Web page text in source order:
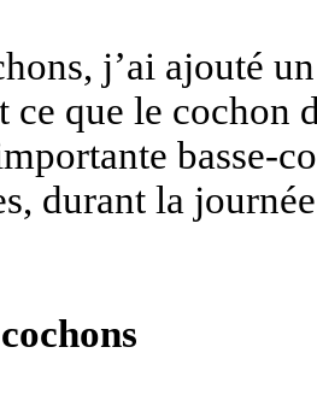
j’ai ajouté
ce que le cochon
basse-
durant la